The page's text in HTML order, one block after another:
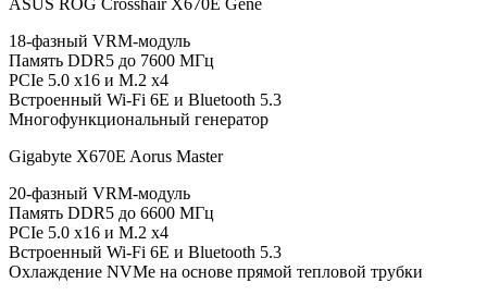
18-фазный VRM-модуль
Память DDR5 до 7600 МГц
PCIe 5.0 x16 и M.2 x4
Встроенный Wi-Fi 6E и Bluetooth 5.3
Многофункциональный генератор
Gigabyte X670E Aorus Master
20-фазный VRM-модуль
Память DDR5 до 6600 МГц
PCIe 5.0 x16 и M.2 x4
Встроенный Wi-Fi 6E и Bluetooth 5.3
Охлаждение NVMe на основе прямой тепловой трубки